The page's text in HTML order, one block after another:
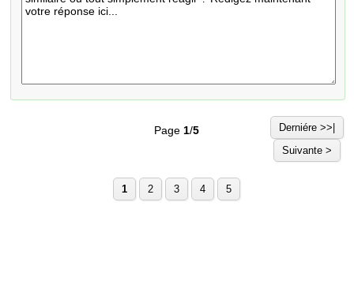
Page 1/5
Derniére >>|
Suivante >
1 2 3 4 5